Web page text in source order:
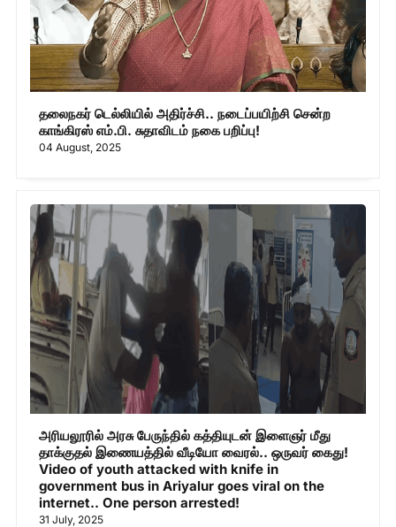
தலைநகர் டெல்லியில் அதிர்ச்சி.. நடைப்பயிற்சி சென்ற
காங்கிரஸ் எம்.பி. சுதாவிடம் நகை பறிப்பு!
04 August, 2025
அரியலூரில் அரசு பேருந்தில் கத்தியுடன் இளைஞர் மீது
தாக்குதல் இணையத்தில் வீடியோ வைரல்.. ஒருவர் கைது!
Video of youth attacked with knife in
government bus in Ariyalur goes viral on the
internet.. One person arrested!
31 July, 2025